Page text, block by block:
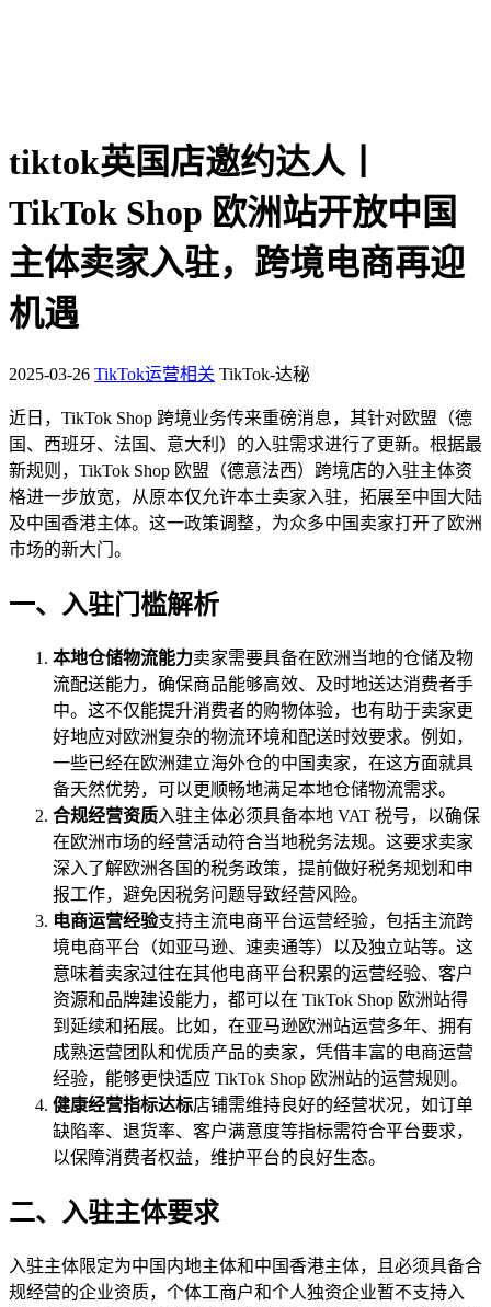
tiktok英国店邀约达人丨
TikTok Shop 欧洲站开放中国
主体卖家入驻，跨境电商再迎
机遇
2025-03-26 TikTok运营相关 TikTok-达秘
近日，TikTok Shop 跨境业务传来重磅消息，其针对欧盟（德
国、西班牙、法国、意大利）的入驻需求进行了更新。根据最
新规则，TikTok Shop 欧盟（德意法西）跨境店的入驻主体资
格进一步放宽，从原本仅允许本土卖家入驻，拓展至中国大陆
及中国香港主体。这一政策调整，为众多中国卖家打开了欧洲
市场的新大门。
一、入驻门槛解析
本地仓储物流能力卖家需要具备在欧洲当地的仓储及物
流配送能力，确保商品能够高效、及时地送达消费者手
中。这不仅能提升消费者的购物体验，也有助于卖家更
好地应对欧洲复杂的物流环境和配送时效要求。例如，
一些已经在欧洲建立海外仓的中国卖家，在这方面就具
备天然优势，可以更顺畅地满足本地仓储物流需求。
合规经营资质入驻主体必须具备本地 VAT 税号，以确保
在欧洲市场的经营活动符合当地税务法规。这要求卖家
深入了解欧洲各国的税务政策，提前做好税务规划和申
报工作，避免因税务问题导致经营风险。
电商运营经验支持主流电商平台运营经验，包括主流跨
境电商平台（如亚马逊、速卖通等）以及独立站等。这
意味着卖家过往在其他电商平台积累的运营经验、客户
资源和品牌建设能力，都可以在 TikTok Shop 欧洲站得
到延续和拓展。比如，在亚马逊欧洲站运营多年、拥有
成熟运营团队和优质产品的卖家，凭借丰富的电商运营
经验，能够更快适应 TikTok Shop 欧洲站的运营规则。
健康经营指标达标店铺需维持良好的经营状况，如订单
缺陷率、退货率、客户满意度等指标需符合平台要求，
以保障消费者权益，维护平台的良好生态。
二、入驻主体要求
入驻主体限定为中国内地主体和中国香港主体，且必须具备合
规经营的企业资质，个体工商户和个人独资企业暂不支持入